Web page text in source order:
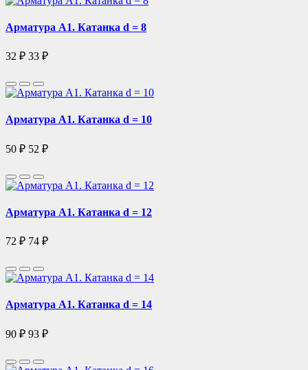
Арматура А1. Катанка d = 8
32 ₽ 33 ₽
Арматура А1. Катанка d = 10
50 ₽ 52 ₽
Арматура А1. Катанка d = 12
72 ₽ 74 ₽
Арматура А1. Катанка d = 14
90 ₽ 93 ₽